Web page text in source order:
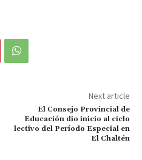
Next article
El Consejo Provincial de
Educación dio inicio al ciclo
lectivo del Período Especial en
El Chaltén